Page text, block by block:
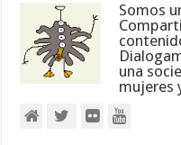
Somos
una
mujeres